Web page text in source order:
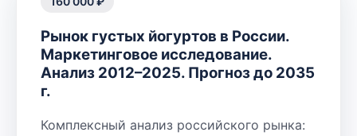
Рынок густых йогуртов в России.
Маркетинговое исследование.
Анализ 2012–2025. Прогноз до 2035
г.
Комплексный анализ российского рынка: